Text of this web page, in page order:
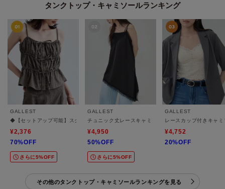
タンクトップ・キャミソールランキング
GALLEST
◆【セットアップ可能】スクエアサッカービスチェ【洗える/カセット服】
¥2,376
70%OFF
さらに5%OFF
GALLEST
チュニック丈レースキャミ
¥4,950
50%OFF
さらに5%OFF
GALLEST
レースカップ付きキャミ
¥4,752
20%OFF
その他のタンクトップ・キャミソールランキングを見る